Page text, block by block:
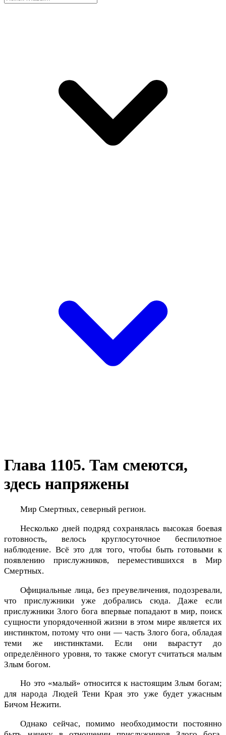
Глава 1105. Там смеются,
здесь напряжены
Мир Смертных, северный регион.
Несколько дней подряд сохранялась высокая боевая
готовность, велось круглосуточное беспилотное
наблюдение. Всё это для того, чтобы быть готовыми к
появлению прислужников, переместившихся в Мир
Смертных.
Официальные лица, без преувеличения, подозревали,
что прислужники уже добрались сюда. Даже если
прислужники Злого бога впервые попадают в мир, поиск
сущности упорядоченной жизни в этом мире является их
инстинктом, потому что они — часть Злого бога, обладая
теми же инстинктами. Если они вырастут до
определённого уровня, то также смогут считаться малым
Злым богом.
Но это «малый» относится к настоящим Злым богам;
для народа Людей Тени Края это уже будет ужасным
Бичом Нежити.
Однако сейчас, помимо необходимости постоянно